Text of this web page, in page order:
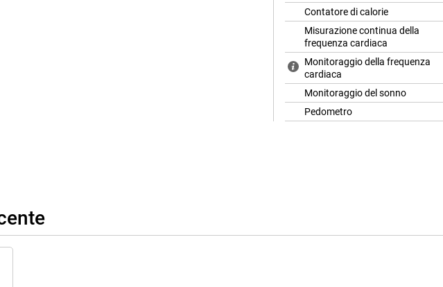
Contatore di calorie
Misurazione continua della
frequenza cardiaca
Monitoraggio della frequenza
cardiaca
Monitoraggio del sonno
Pedometro